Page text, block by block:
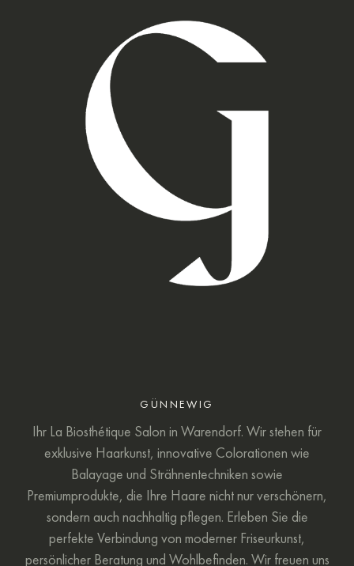
GÜNNEWIG
Ihr La Biosthétique Salon in Warendorf. Wir stehen für
exklusive Haarkunst, innovative Colorationen wie
Balayage und Strähnentechniken sowie
Premiumprodukte, die Ihre Haare nicht nur verschönern,
sondern auch nachhaltig pflegen. Erleben Sie die
perfekte Verbindung von moderner Friseurkunst,
persönlicher Beratung und Wohlbefinden. Wir freuen uns